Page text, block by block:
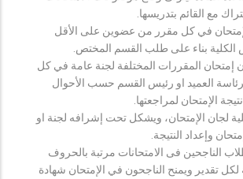
مع القائم بتدريسها.
في كل مقرر من عضوين على الأقل
الكلية بناء على طلب القسم المختص.
إمتحان المقررات المختلفة لجنة عامة في كل
العميد او رئيس القسم حسب الأحوال
الإمتحان لمراجعتها.
لجان الإمتحان، ويشكل تحت إشرافه لجنة او
وإعداد النتيجة.
الناجحين فى الامتحانات مرتبة بالحروف
لكل تقدير ويمنح الناجحون في الإمتحان شهادة